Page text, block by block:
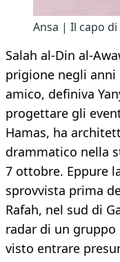
Ansa | Il capo
Salah al-Din al-
prigione negli anni
amico, definiva
progettare gli
Hamas, ha
drammatico nella
7 ottobre. Eppure
sprovvista prima
Rafah, nel sud di
radar di un
visto entrare